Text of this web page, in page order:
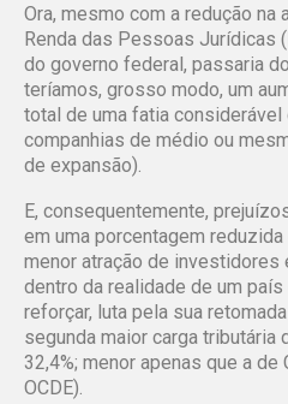
Ora, mesmo com a redução
Renda das Pessoas Jurídicas
do governo federal, passaria
teríamos, grosso modo, um
total de uma fatia
companhias de médio ou
de expansão).
E, consequentemente,
em uma porcentagem
menor atração de investidores
dentro da realidade de um país
reforçar, luta pela sua
segunda maior carga tributária
32,4%; menor apenas que a de
OCDE).